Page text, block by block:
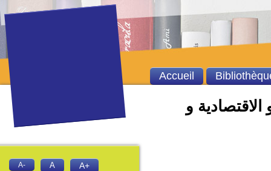
الاقتصادية و
Accueil
A- A A+